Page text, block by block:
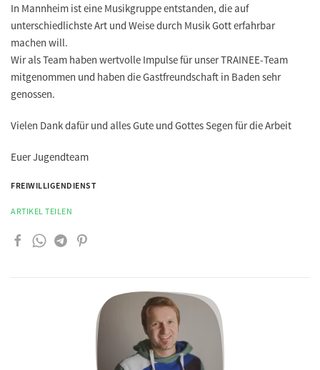
In Mannheim ist eine Musikgruppe entstanden, die auf
unterschiedlichste Art und Weise durch Musik Gott erfahrbar
machen will.
Wir als Team haben wertvolle Impulse für unser TRAINEE-Team
mitgenommen und haben die Gastfreundschaft in Baden sehr
genossen.
Vielen Dankdafür und alles Gute und Gottes Segen für die Arbeit
Euer Jugendteam
FREIWILLIGENDIENST
ARTIKEL TEILEN